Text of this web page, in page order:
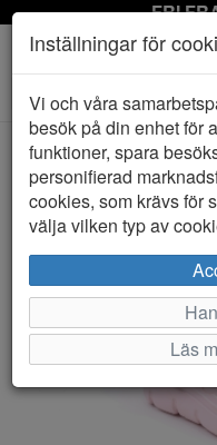
FRI
Toggle
navigation
HEM VINCENT
Inställningar för
Vi och våra
besök på din enhet för
funktioner, spara
personifierad
cookies, som krävs för
välja vilken typ av
Läs